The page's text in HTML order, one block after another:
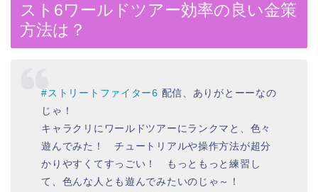
スト6ワールドツアー効率の良い金策
方法は？
#ストリートファイター6 配信、ありがとーーなの
じゃ！
キャラクリにワールドツアーにランクマと、色々
遊んでみた！ チュートリアルや操作方法が超分
かりやすくてすっごい！ もっともっと練習し
て、色んな人とも遊んでみたいのじゃ～！